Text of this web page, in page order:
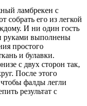
ламбрекен с
собрать его из легкой
И ни один гость
руками выполнены
простого
и булавки.
с двух сторон так,
После этого
фалды легли
результат с